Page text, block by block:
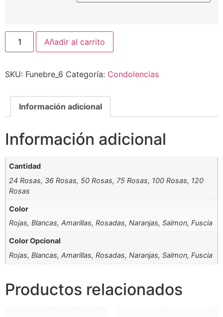
Añadir al carrito
SKU: Funebre_6 Categoría: Condolencias
Información adicional
Información adicional
Cantidad
24 Rosas, 36 Rosas, 50 Rosas, 75 Rosas, 100 Rosas, 120
Rosas
Color
Rojas, Blancas, Amarillas, Rosadas, Naranjas, Salmon, Fuscia
Color Opcional
Rojas, Blancas, Amarillas, Rosadas, Naranjas, Salmon, Fuscia
Productos relacionados